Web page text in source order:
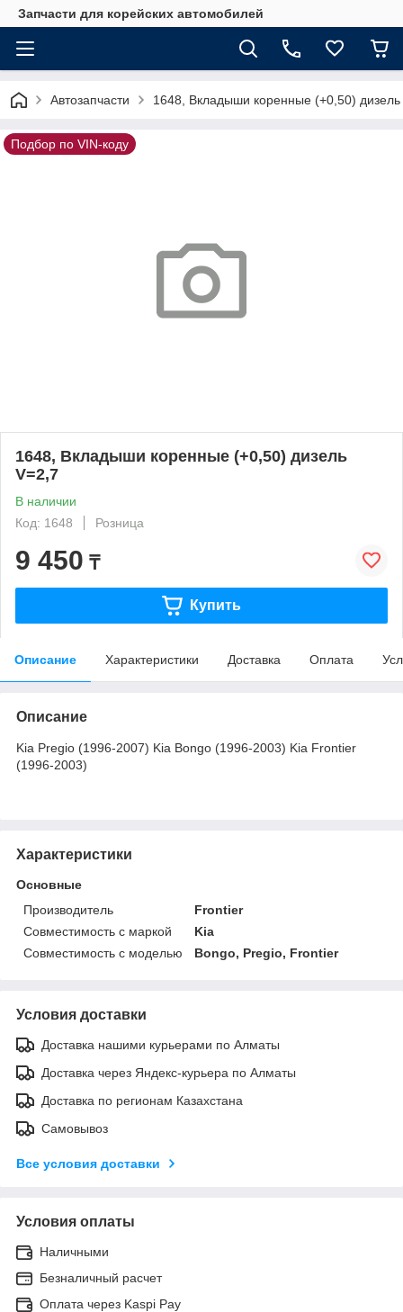
Запчасти для корейских автомобилей
Автозапчасти 1648, Вкладыши коренные (+0,50) дизель
Подбор по VIN-коду
1648, Вкладыши коренные (+0,50) дизель
V=2,7
В наличии
Код: 1648
Розница
9 450 ₸
Купить
Описание Характеристики Доставка Оплата
Описание
Kia Pregio (1996-2007) Kia Bongo (1996-2003) Kia Frontier
(1996-2003)
Характеристики
Основные
Производитель
Frontier
Совместимость с маркой
Kia
Совместимость с моделью
Bongo, Pregio, Frontier
Условия доставки
Доставка нашими курьерами по Алматы
Доставка через Яндекс-курьера по Алматы
Доставка по регионам Казахстана
Самовывоз
Все условия доставки
Условия оплаты
Наличными
Безналичный расчет
Оплата через Kaspi Pay